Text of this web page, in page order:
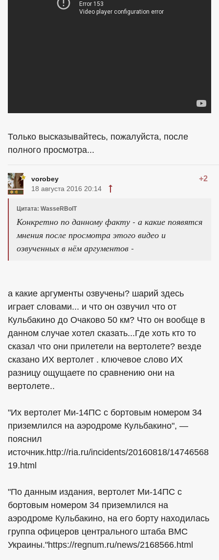
Только высказывайтесь, пожалуйста, после
полного просмотра...
vorobey +2
18 августа 2016 20:14
Цитата: WasseRBolT
Конкретно по данному факту - а какие появятся
мнения после просмотра этого видео и
озвученных в нём аргументов -
а какие аргументы озвучены? шарий здесь
играет словами... и что он озвучил что от
Кульбакино до Очаково 50 км? Что он вообще в
данном случае хотел сказать...Где хоть кто то
сказал что они прилетели на вертолете? везде
сказано ИХ вертолет . ключевое слово ИХ
разницу ощущаете по сравнению они на
вертолете..
"Их вертолет Ми-14ПС с бортовым номером 34
приземлился на аэродроме Кульбакино", —
пояснил
источник.http://ria.ru/incidents/20160818/14746568
19.html
"По данным издания, вертолет Ми-14ПС с
бортовым номером 34 приземлился на
аэродроме Кульбакино, на его борту находилась
группа офицеров центрального штаба ВМС
Украины."https://regnum.ru/news/2168566.html